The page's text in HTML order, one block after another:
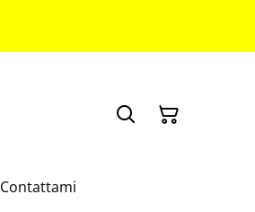
Contattami